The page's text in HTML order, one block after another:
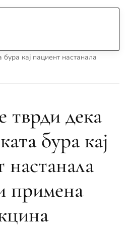
кај пациент настанала
тврди дека
бура кај
настанала
примена